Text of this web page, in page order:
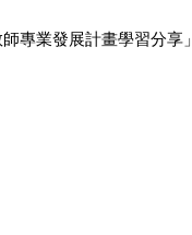
專業發展計畫學習分享」